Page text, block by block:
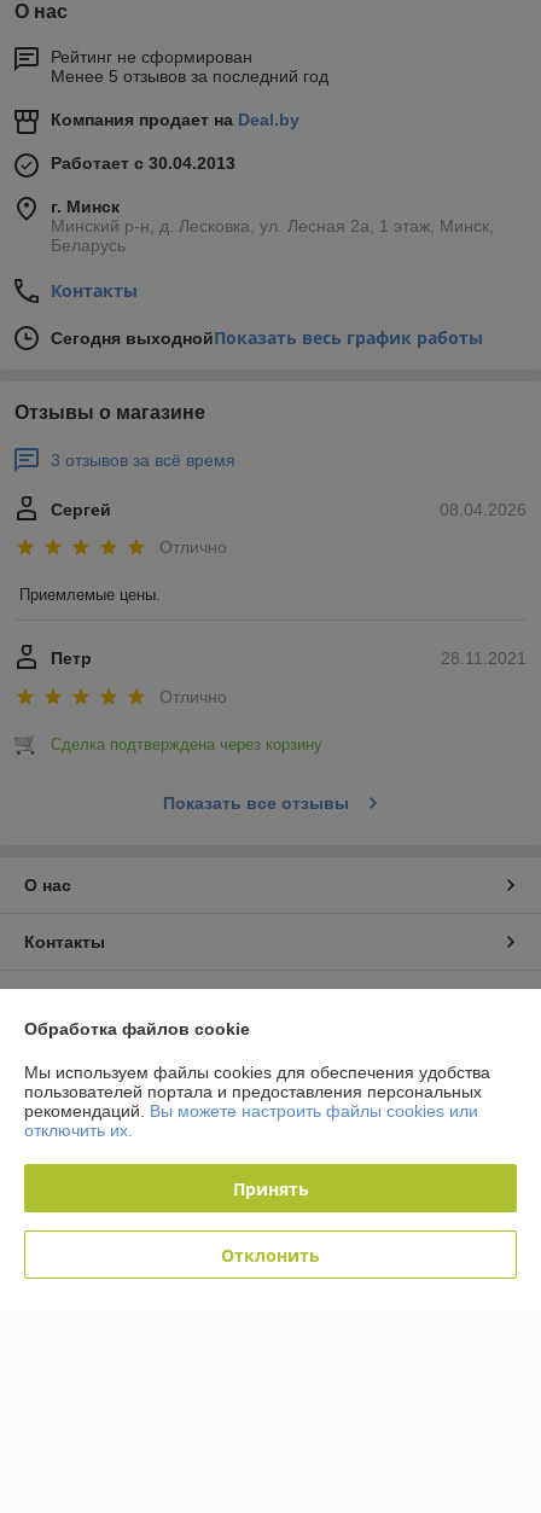
О нас
Рейтинг не сформирован
Менее 5 отзывов за последний год
Компания продает на Deal.by
Работает с 30.04.2013
г. Минск
Минский р-н, д. Лесковка, ул. Лесная 2а, 1 этаж, Минск,
Беларусь
Контакты
Сегодня выходнойПоказать весь график работы
Отзывы о магазине
3 отзывов за всё время
08.04.2026
Сергей
Отлично
Приемлемые цены.
28.11.2021
Петр
Отлично
Сделка подтверждена через корзину
Показать все отзывы
О нас
Контакты
Полная версия сайта
Политика обработки cookies
Обработка файлов cookie
Мы используем файлы cookies для обеспечения удобства
пользователей портала и предоставления персональных
рекомендаций. Вы можете настроить файлы cookies или
отключить их.
Принять
Отклонить